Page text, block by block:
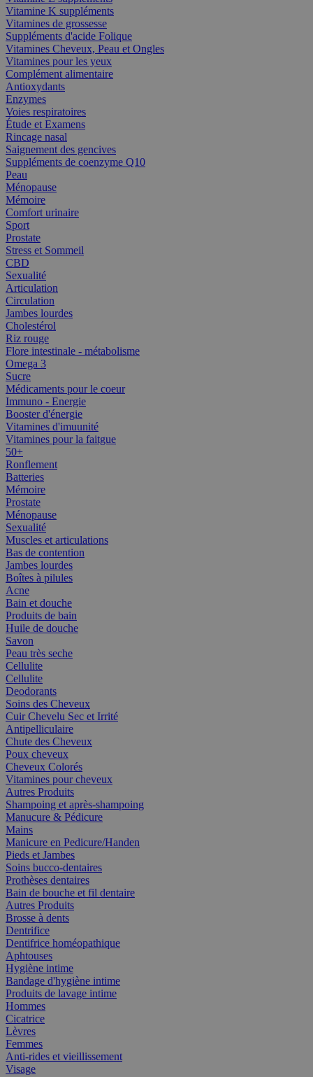
Vitamine K suppléments
Vitamines de grossesse
Suppléments d'acide Folique
Vitamines Cheveux, Peau et Ongles
Vitamines pour les yeux
Complément alimentaire
Antioxydants
Enzymes
Voies respiratoires
Étude et Examens
Rincage nasal
Saignement des gencives
Suppléments de coenzyme Q10
Peau
Ménopause
Mémoire
Comfort urinaire
Sport
Prostate
Stress et Sommeil
CBD
Sexualité
Articulation
Circulation
Jambes lourdes
Cholestérol
Riz rouge
Flore intestinale - métabolisme
Omega 3
Sucre
Médicaments pour le coeur
Immuno - Energie
Booster d'énergie
Vitamines d'imuunité
Vitamines pour la faitgue
50+
Ronflement
Batteries
Mémoire
Prostate
Ménopause
Sexualité
Muscles et articulations
Bas de contention
Jambes lourdes
Boîtes à pilules
Acne
Bain et douche
Produits de bain
Huile de douche
Savon
Peau très seche
Cellulite
Cellulite
Deodorants
Soins des Cheveux
Cuir Chevelu Sec et Irrité
Antipelliculaire
Chute des Cheveux
Poux cheveux
Cheveux Colorés
Vitamines pour cheveux
Autres Produits
Shampoing et après-shampoing
Manucure & Pédicure
Mains
Manicure en Pedicure/Handen
Pieds et Jambes
Soins bucco-dentaires
Prothèses dentaires
Bain de bouche et fil dentaire
Autres Produits
Brosse à dents
Dentrifice
Dentifrice homéopathique
Aphtouses
Hygiène intime
Bandage d'hygiène intime
Produits de lavage intime
Hommes
Cicatrice
Lèvres
Femmes
Anti-rides et vieillissement
Visage